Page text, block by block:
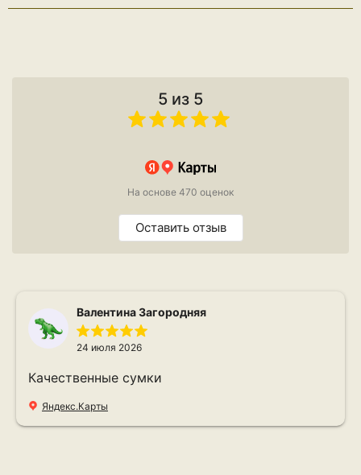
5 из 5
На основе 470 оценок
Оставить отзыв
Валентина Загородняя
24 июля 2026
Качественные сумки
Яндекс.Карты